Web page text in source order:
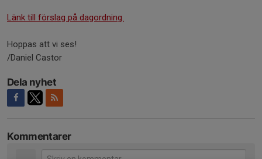
Länk till förslag på dagordning.
Hoppas att vi ses!
/Daniel Castor
Dela nyhet
Kommentarer